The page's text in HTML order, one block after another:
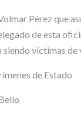
Pérez que
de esta
siendo víctimas
de Estado